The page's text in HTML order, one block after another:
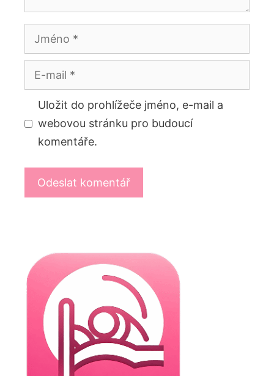
Jméno
E-
mail
Uložit do prohlížeče jméno, e-mail a
webovou stránku pro budoucí
komentáře.